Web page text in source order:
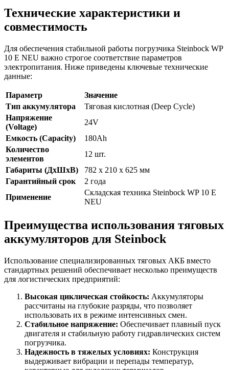
Технические характеристики и
совместимость
Для обеспечения стабильной работы погрузчика Steinbock WP
10 E NEU важно строгое соответствие параметров
электропитания. Ниже приведены ключевые технические
данные:
Параметр
Значение
Тип аккумулятора
Тяговая кислотная (Deep Cycle)
Напряжение
(Voltage)
24V
Емкость (Capacity)
180Ah
Количество
элементов
12 шт.
Габариты (ДхШхВ)
782 x 210 x 625 мм
Гарантийный срок
2 года
Применение
Складская техника Steinbock WP 10 E
NEU
Преимущества использования тяговых
аккумуляторов для Steinbock
Использование специализированных тяговых АКБ вместо
стандартных решений обеспечивает несколько преимуществ
для логистических предприятий:
Высокая циклическая стойкость: Аккумуляторы
рассчитаны на глубокие разряды, что позволяет
использовать их в режиме интенсивных смен.
Стабильное напряжение: Обеспечивает плавный пуск
двигателя и стабильную работу гидравлических систем
погрузчика.
Надежность в тяжелых условиях: Конструкция
выдерживает вибрации и перепады температур,